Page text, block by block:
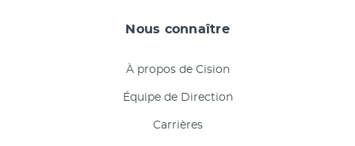
Nous connaître
À propos de Cision
Équipe de Direction
Carrières